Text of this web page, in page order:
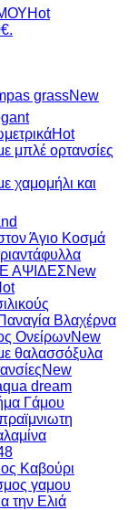
grass
μπλέ ορτανσίες
χαμομήλι και
Άγιο Κοσμά
ΑΨΙΔΕΣ
Βλαχέρνα
Ονείρων
θαλασσόξυλα
dream
Γάμου
Καβούρι
γαμου
την Ελιά